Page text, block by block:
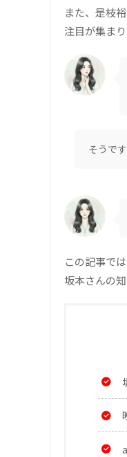
また、是枝
注目が集ま
そうで
この記事で
坂本さんの